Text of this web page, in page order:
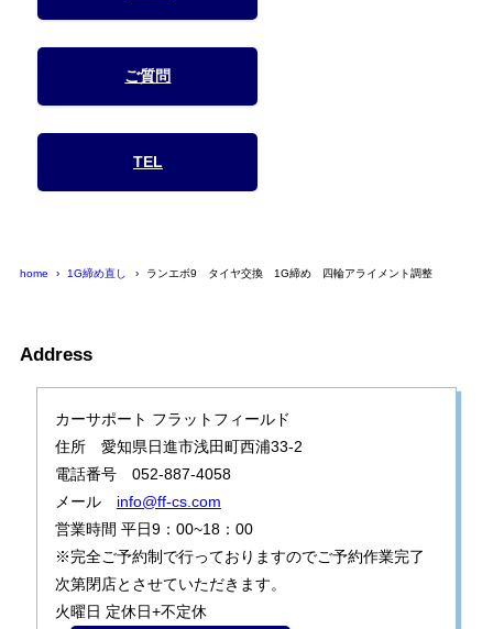
ご質問
TEL
home 1G締め直し ランエボ9 タイヤ交換 1G締め 四輪アライメント調整
Address
カーサポート フラットフィールド
住所 愛知県日進市浅田町西浦33-2
電話番号 052-887-4058
メール info@ff-cs.com
営業時間 平日9：00~18：00
※完全ご予約制で行っておりますのでご予約作業完了
次第閉店とさせていただきます。
火曜日 定休日+不定休